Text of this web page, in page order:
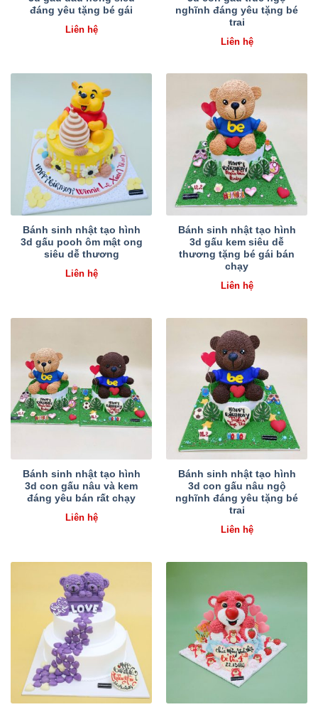
đáng yêu tặng bé gái
Liên hệ
nghĩnh đáng yêu tặng bé
trai
Liên hệ
Bánh sinh nhật tạo hình
3d gấu pooh ôm mật ong
siêu dễ thương
Liên hệ
Bánh sinh nhật tạo hình
3d gấu kem siêu dễ
thương tặng bé gái bán
chạy
Liên hệ
Bánh sinh nhật tạo hình
3d con gấu nâu và kem
đáng yêu bán rất chạy
Liên hệ
Bánh sinh nhật tạo hình
3d con gấu nâu ngộ
nghĩnh đáng yêu tặng bé
trai
Liên hệ